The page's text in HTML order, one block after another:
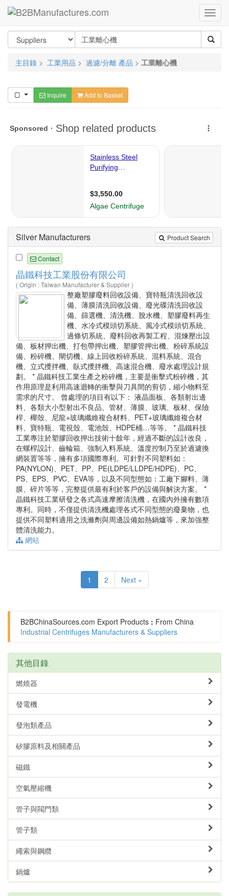
主目錄 > 工業用品 > 過濾/分離 產品 > 工業離心機
Inquire Add to Basket
Product Search
Silver Manufacturers
Contact
晶鐵科技工業股份有限公司
( Origin : Taiwan Manufacturer & Supplier )
整廠塑膠廢料回收設備、寶特瓶清洗回收設
備、薄膜清洗回收設備、廢光碟清洗回收設
備、篩選機、清洗機、脫水機、塑膠廢料再生
機、水冷式模頭切系統、風冷式模頭切系統、
過條切系統、廢料回收再製工程、混煉壓出設
備、板材押出機、打包帶押出機、塑膠管押出機、粉碎系統設
備、粉碎機、閘切機、線上回收粉碎系統、混料系統、混合
機、立式攪拌機、臥式攪拌機、高速混合機、廢水處理設計規
劃。 * 晶鐵科技工業生產之粉碎機，主要是衝擊式粉碎機，其
作用原理是利用高速迴轉的衝擊與刀具間的剪切，縮小物料至
需求的尺寸。 曾處理的項目有以下： 液晶面板、各類射出邊
料、各類大小型射出不良品、管材、薄膜、玻璃、板材、保險
桿、椰殼、尼龍+玻璃纖維複合材料、PET+玻璃纖維複合材
料、寶特瓶、電視殼、電池殼、HDPE桶…等等。 * 晶鐵科技
工業專注於塑膠回收押出技術十餘年，經過不斷的設計改良，
在螺桿設計、齒輪箱、強制入料系統、溫度控制乃至於過濾換
網裝置等等，擁有多項國際專利。可針對不同塑料如：
PA(NYLON)、PET、PP、PE(LDPE/LLDPE/HDPE)、PC、
PS、EPS、PVC、EVA等，以及不同型態如：工廠下腳料、薄
膜、碎片等等，完整提供最有利於客戶的設備與解決方案。 *
晶鐵科技工業研發之各式高速摩擦清洗機，在國內外擁有數項
專利。同時，不僅提供清洗機處理各式不同型態的廢棄物，也
提供不同塑料適用之洗滌劑與周邊設備如熱鍋爐等，來加強整
體清洗能力。
網站
1 2 Next »
B2BChinaSources.com Export Products : From China
Industrial Centrifuges Manufacturers & Suppliers
其他目錄
燃燒器
發電機
發泡類產品
矽膠原料及相關產品
磁鐵
空氣壓縮機
管子與閥門類
管子類
繩索與鋼纜
鍋爐